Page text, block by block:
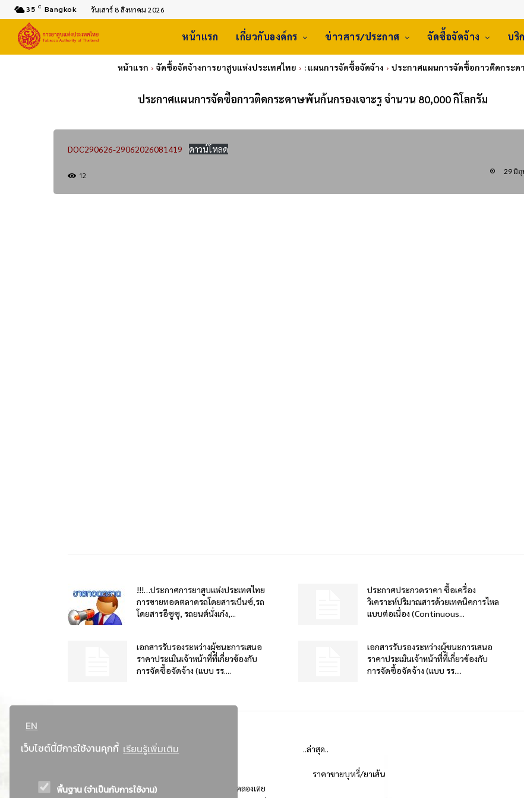
EN
เว็บไซต์นี้มีการใช้งานคุกกี้ เรียนรู้เพิ่มเติม
พื้นฐาน (จำเป็นกับการใช้งาน)
35 C Bangkok วันเสาร์ 8 สิงหาคม 2026
หน้าแรก เกี่ยวกับองค์กร ข่าวสาร/ประกาศ จัดซื้อจัดจ้าง บริ
หน้าแรก จัดซื้อจัดจ้างการยาสูบแห่งประเทศไทย : แผนการจัดซื้อจัดจ้าง ประกาศแผนการจัดซื้อกาวติดกระด
ประกาศแผนการจัดซื้อกาวติดกระดาษพันก้นกรองเจาะรู จำนวน 80,000 กิโลกรัม
DOC290626-29062026081419 ดาวน์โหลด
12 29 มิ
!!!…ประกาศการยาสูบแห่งประเทศไทย
การขายทอดตลาดรถโดยสารเบ็นซ์,รถ
โดยสารอีซูซุ, รถยนต์นั่งเก๋ง,...
ประกาศประกวดราคา ซื้อเครื่อง
วิเคราะห์ปริมาณสารด้วยเทคนิคการไหล
แบบต่อเนื่อง (Continuous...
เอกสารรับรองระหว่างผู้ชนะการเสนอ
ราคาประเมินเจ้าหน้าที่ที่เกี่ยวข้องกับ
การจัดซื้อจัดจ้าง (แบบ รร....
เอกสารรับรองระหว่างผู้ชนะการเสนอ
ราคาประเมินเจ้าหน้าที่ที่เกี่ยวข้องกับ
การจัดซื้อจัดจ้าง (แบบ รร....
ที่อยู่ : 184 ถนนพระรามที่ 4 แขวงคลองเตย เขตคลองเตย
..ล่าสุด..
ราคาขายบุหรี่/ยาเส้น